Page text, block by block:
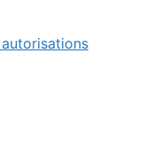
autorisations